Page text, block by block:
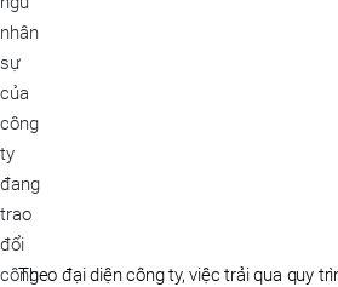
Theo đại diện công ty, việc trải qua quy